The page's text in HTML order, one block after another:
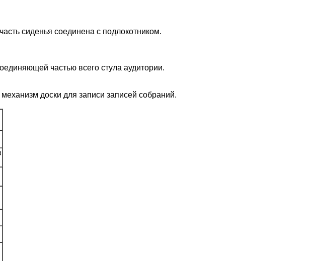
сиденья соединена с подлокотником.
частью всего стула аудитории.
доски для записи записей собраний.